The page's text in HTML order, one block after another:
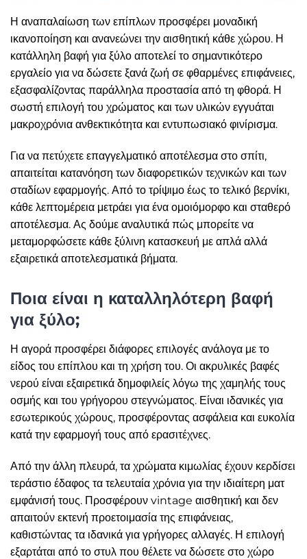
Η αναπαλαίωση των επίπλων προσφέρει μοναδική
ικανοποίηση και ανανεώνει την αισθητική κάθε χώρου. Η
κατάλληλη βαφή για ξύλο αποτελεί το σημαντικότερο
εργαλείο για να δώσετε ξανά ζωή σε φθαρμένες επιφάνειες,
εξασφαλίζοντας παράλληλα προστασία από τη φθορά. Η
σωστή επιλογή του χρώματος και των υλικών εγγυάται
μακροχρόνια ανθεκτικότητα και εντυπωσιακό φινίρισμα.
Για να πετύχετε επαγγελματικό αποτέλεσμα στο σπίτι,
απαιτείται κατανόηση των διαφορετικών τεχνικών και των
σταδίων εφαρμογής. Από το τρίψιμο έως το τελικό βερνίκι,
κάθε λεπτομέρεια μετράει για ένα ομοιόμορφο και σταθερό
αποτέλεσμα. Ας δούμε αναλυτικά πώς μπορείτε να
μεταμορφώσετε κάθε ξύλινη κατασκευή με απλά αλλά
εξαιρετικά αποτελεσματικά βήματα.
Ποια είναι η καταλληλότερη βαφή
για ξύλο;
Η αγορά προσφέρει διάφορες επιλογές ανάλογα με το
είδος του επίπλου και τη χρήση του. Οι ακρυλικές βαφές
νερού είναι εξαιρετικά δημοφιλείς λόγω της χαμηλής τους
οσμής και του γρήγορου στεγνώματος. Είναι ιδανικές για
εσωτερικούς χώρους, προσφέροντας ασφάλεια και ευκολία
κατά την εφαρμογή τους από ερασιτέχνες.
Από την άλλη πλευρά, τα χρώματα κιμωλίας έχουν κερδίσει
τεράστιο έδαφος τα τελευταία χρόνια για την ιδιαίτερη ματ
εμφάνισή τους. Προσφέρουν vintage αισθητική και δεν
απαιτούν εκτενή προετοιμασία της επιφάνειας,
καθιστώντας τα ιδανικά για γρήγορες αλλαγές. Η επιλογή
εξαρτάται από το στυλ που θέλετε να δώσετε στο χώρο